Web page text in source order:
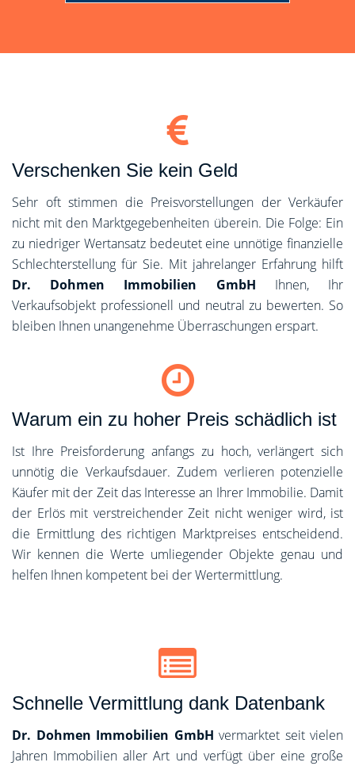
Verschenken Sie kein Geld
Sehr oft stimmen die Preisvorstellungen der Verkäufer
nicht mit den Marktgegebenheiten überein. Die Folge: Ein
zu niedriger Wertansatz bedeutet eine unnötige finanzielle
Schlechterstellung für Sie. Mit jahrelanger Erfahrung hilft
Dr. Dohmen Immobilien GmbH Ihnen, Ihr
Verkaufsobjekt professionell und neutral zu bewerten. So
bleiben Ihnen unangenehme Überraschungen erspart.
Warum ein zu hoher Preis schädlich ist
Ist Ihre Preisforderung anfangs zu hoch, verlängert sich
unnötig die Verkaufsdauer. Zudem verlieren potenzielle
Käufer mit der Zeit das Interesse an Ihrer Immobilie. Damit
der Erlös mit verstreichender Zeit nicht weniger wird, ist
die Ermittlung des richtigen Marktpreises entscheidend.
Wir kennen die Werte umliegender Objekte genau und
helfen Ihnen kompetent bei der Wertermittlung.
Schnelle Vermittlung dank Datenbank
Dr. Dohmen Immobilien GmbH vermarktet seit vielen
Jahren Immobilien aller Art und verfügt über eine große